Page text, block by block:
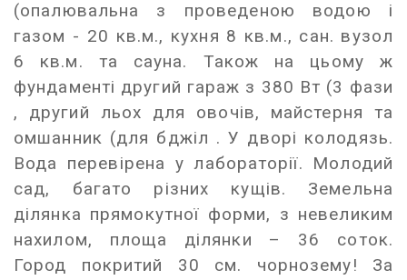
(опалювальна з проведеною водою і
газом - 20 кв.м., кухня 8 кв.м., сан. вузол
6 кв.м. та сауна. Також на цьому ж
фундаменті другий гараж з 380 Вт (3 фази
, другий льох для овочів, майстерня та
омшанник (для бджіл . У дворі колодязь.
Вода перевірена у лабораторії. Молодий
сад, багато різних кущів. Земельна
ділянка прямокутної форми, з невеликим
нахилом, площа ділянки – 36 соток.
Город покритий 30 см. чорнозему! За